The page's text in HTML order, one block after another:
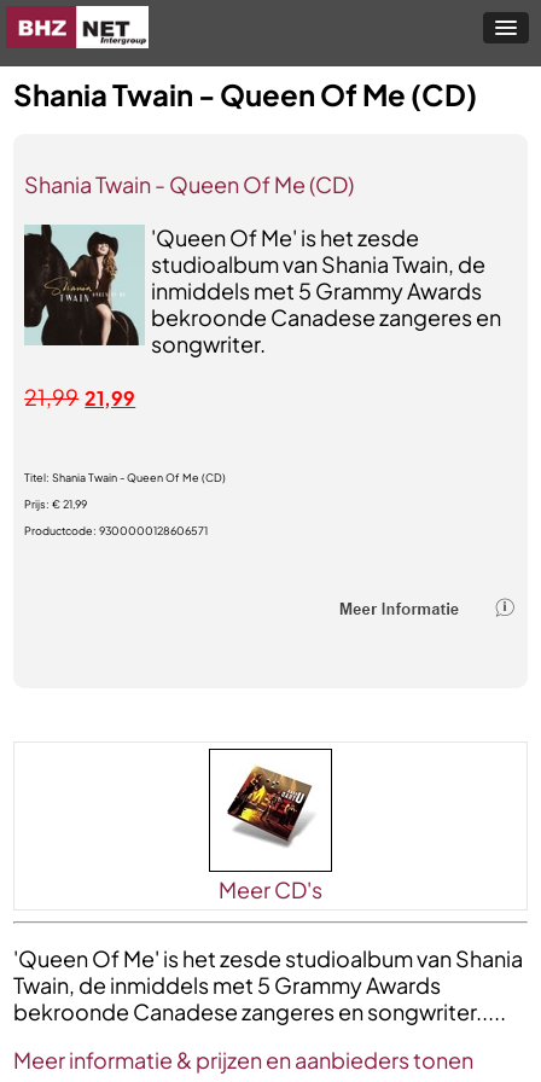
Shania Twain - Queen Of Me (CD)
Shania Twain - Queen Of Me (CD)
'Queen Of Me' is het zesde
studioalbum van Shania Twain, de
inmiddels met 5 Grammy Awards
bekroonde Canadese zangeres en
songwriter.
21,99 21,99
Titel:Shania Twain - Queen Of Me (CD)
Prijs:€ 21,99
Productcode:9300000128606571
Meer CD's
'Queen Of Me' is het zesde studioalbum van Shania
Twain, de inmiddels met 5 Grammy Awards
bekroonde Canadese zangeres en songwriter.....
Meer informatie & prijzen en aanbieders tonen